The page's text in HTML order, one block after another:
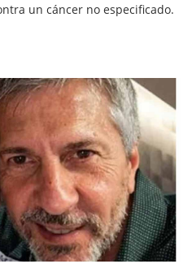
un cáncer no especificado.